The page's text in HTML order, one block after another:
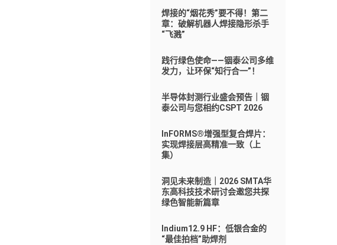
焊接的“烟花秀”要不得！第二
章：破解机器人焊接隐形杀手
“飞溅”
践行绿色使命——铟泰公司多维
发力，让环保“知行合一”！
半导体封测行业盛会预告｜铟
泰公司与您相约CSPT 2026
InFORMS®增强型复合焊片：
实现焊接层高精准一致（上
集）
洞见未来制造｜2026 SMTA华
东高科技技术研讨会邀您共探
绿色智能新篇章
Indium12.9 HF：低银合金的
“最佳拍档”助焊剂